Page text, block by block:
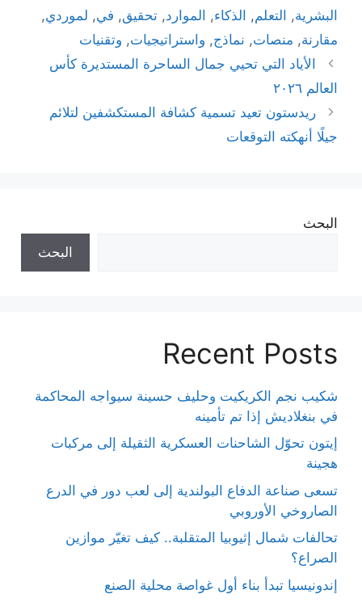
البشرية, التعلم, الذكاء, الموارد, تحقيق, في, لموردي,
مقارنة, منصات, نماذج, واستراتيجيات, وتقنيات
الأياد التي تحيي جمال الساحرة المستديرة كأس
العالم ٢٠٢٦
ريدستون تعيد تسمية كشافة المستكشفين لتلائم
جيلًا أنهكته التوقعات
البحث
البحث
Recent Posts
شكيب نجم الكريكيت وحليف حسينة سيواجه المحاكمة
في بنغلاديش إذا تم تأمينه
إيتون تحوّل الشاحنات العسكرية الثقيلة إلى مركبات
هجينة
تسعى صناعة الدفاع البولندية إلى لعب دور في الدرع
الصاروخي الأوروبي
تحالفات شمال إثيوبيا المتقلبة.. كيف تغيّر موازين
الصراع؟
إندونيسيا تبدأ بناء أول غواصة محلية الصنع